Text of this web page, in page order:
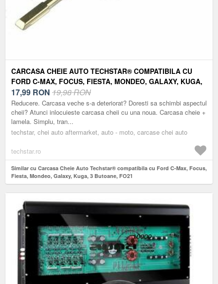
CARCASA CHEIE AUTO TECHSTAR® COMPATIBILA CU
FORD C-MAX, FOCUS, FIESTA, MONDEO, GALAXY, KUGA,
3 BUTOANE, FO21
17,99 RON 19,98 RON
Reducere. Carcasa veche s-a deteriorat? Doresti sa schimbi aspectul
cheii? Atunci inlocuieste carcasa cheii cu una noua. Carcasa cheie +
lamela. Simplu, tran...
techstar, chei auto aftermarket, auto - moto, carcase chei auto
techstar.ro
Similar cu Carcasa Cheie Auto Techstar® compatibila cu Ford C-Max, Focus,
Fiesta, Mondeo, Galaxy, Kuga, 3 Butoane, FO21